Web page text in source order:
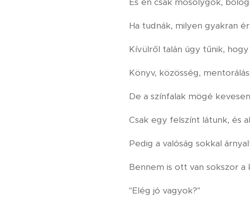
Ha tudnák, milyen gyakran
Kívülről talán úgy tűnik,
Könyv, közösség,
De a színfalak mögé
Csak egy felszínt látunk, és
Pedig a valóság sokkal
Bennem is ott van sokszor a
"Elég jó vagyok?"